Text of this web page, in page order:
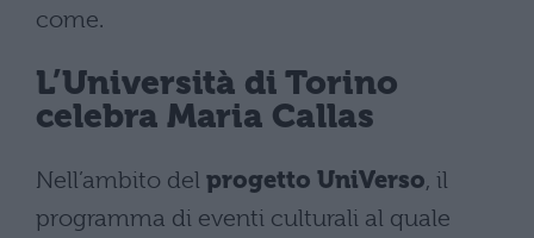
come.
L’Università di Torino
celebra Maria Callas
Nell’ambito del progetto UniVerso, il
programma di eventi culturali al quale